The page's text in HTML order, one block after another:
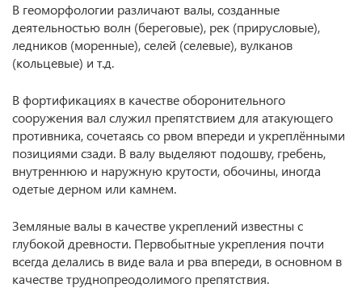
В геоморфологии различают валы, созданные
деятельностью волн (береговые), рек (прирусловые),
ледников (моренные), селей (селевые), вулканов
(кольцевые) и т.д.
В фортификациях в качестве оборонительного
сооружения вал служил препятствием для атакующего
противника, сочетаясь со рвом впереди и укреплёнными
позициями сзади. В валу выделяют подошву, гребень,
внутреннюю и наружную крутости, обочины, иногда
одетые дерном или камнем.
Земляные валы в качестве укреплений известны с
глубокой древности. Первобытные укрепления почти
всегда делались в виде вала и рва впереди, в основном в
качестве труднопреодолимого препятствия.